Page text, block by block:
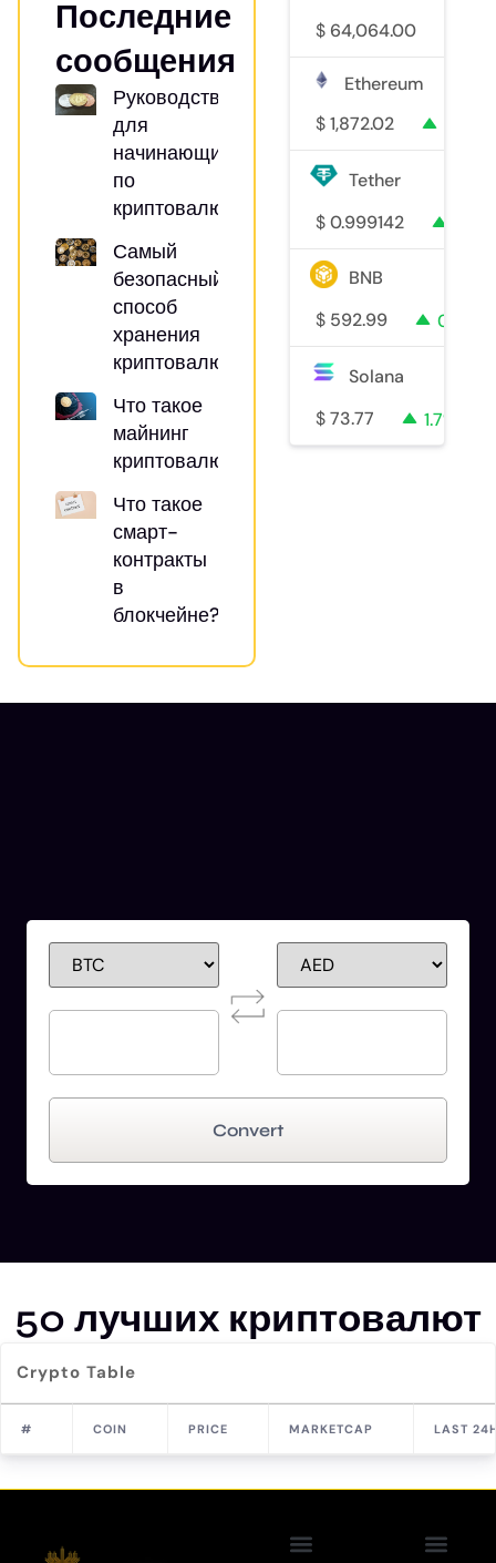
Последние
сообщения
Руководство
для
начинающих
по
криптовалютам
Самый
безопасный
способ
хранения
криптовалюты
Что такое
майнинг
криптовалют?
Что такое
смарт-
контракты
в
блокчейне?
$ 64,064.00
Ethereum
$1,872.02
Tether
$0.999142
BNB
$ 592.99 0.4%
Solana
$73.77 1.7%
Convert
50 лучших криптовалют
Crypto Table
# COIN PRICE MARKETCAP LAST